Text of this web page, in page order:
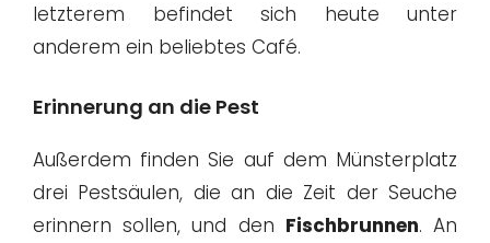
letzterem befindet sich heute unter
anderem ein beliebtes Café.
Erinnerung an die Pest
Außerdem finden Sie auf dem Münsterplatz
drei Pestsäulen, die an die Zeit der Seuche
erinnern sollen, und den Fischbrunnen. An